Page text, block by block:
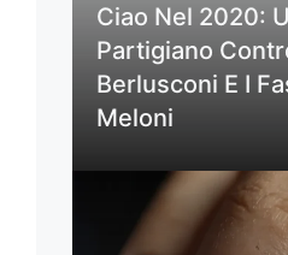
Ciao Nel 2020:
Partigiano
Berlusconi E I
Meloni